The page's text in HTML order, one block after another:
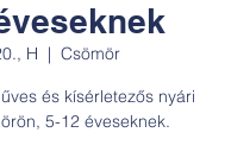
H
  |
Csömör
és kísérletezős nyári
5-12 éveseknek.